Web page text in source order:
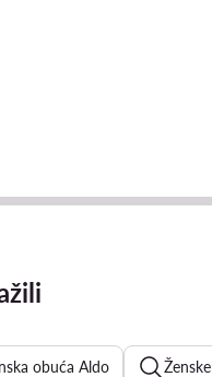
obuća Aldo